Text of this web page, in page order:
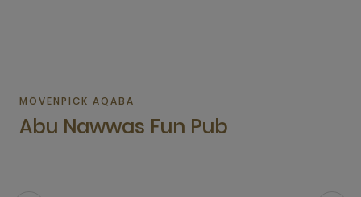
MÖVENPICK AQABA
Abu Nawwas Fun Pub